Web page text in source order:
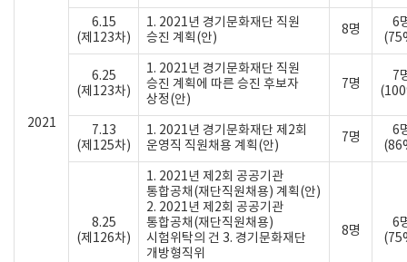
2021
6.15
(제123차)
1. 2021년 경기문화재단 직원
승진 계획(안)
8명
6
6.25
(제123차)
1. 2021년 경기문화재단 직원
승진 계획에 따른 승진 후보자
상정(안)
7명
7
7.13
(제125차)
1. 2021년 경기문화재단 제2회
운영직 직원채용 계획(안)
7명
6
8.25
(제126차)
1. 2021년 제2회 공공기관
통합공채(재단직원채용) 계획(안)
2. 2021년 제2회 공공기관
통합공채(재단직원채용)
시험위탁의 건 3. 경기문화재단
개방형직위
8명
6